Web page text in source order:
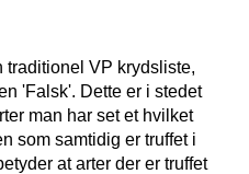
traditionel VP krydsliste,
'Falsk'. Dette er i stedet
man har set et hvilket
som samtidig er truffet i
at arter der er truffet